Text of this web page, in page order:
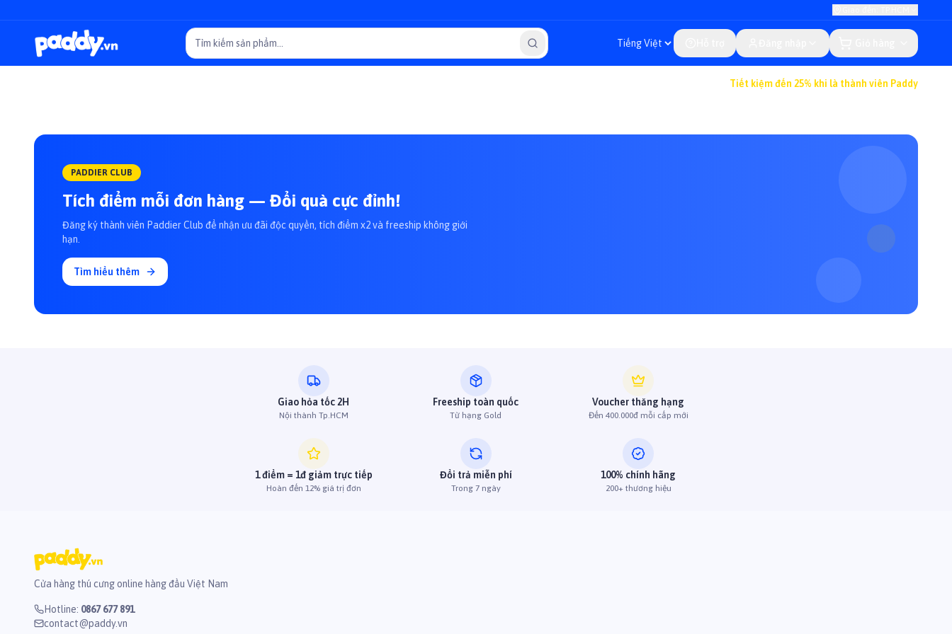
Tiết kiệm đến 25% khi là thành viên Paddy
PADDIER CLUB
Tích điểm mỗi đơn hàng — Đổi quà cực đỉnh!
Đăng ký thành viên Paddier Club để nhận ưu đãi độc quyền, tích điểm x2 và freeship không giới
hạn.
Tìm hiểu thêm
Giao hỏa tốc 2H
Nội thành Tp.HCM
Freeship toàn quốc
Từ hạng Gold
Voucher thăng hạng
Đến 400.000đ mỗi cấp mới
1 điểm = 1đ giảm trực tiếp
Hoàn đến 12% giá trị đơn
Đổi trả miễn phí
Trong 7 ngày
100% chính hãng
200+ thương hiệu
Cửa hàng thú cưng online hàng đầu Việt Nam
Hotline: 0867 677 891
contact@paddy.vn